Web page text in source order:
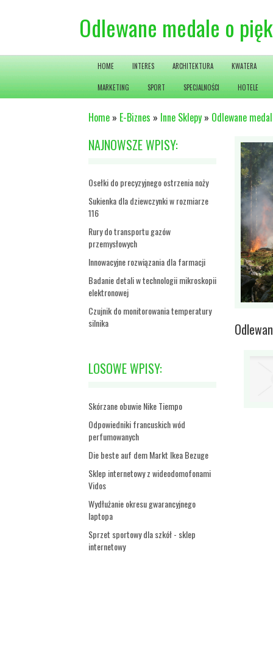
Odlewane medale o
HOME INTERES ARCHITEKTURA KWATERA
MARKETING SPORT SPECJALNOŚCI HOTELE
Home » E-Biznes » Inne Sklepy » Odlewane
NAJNOWSZE WPISY:
Osełki do precyzyjnego ostrzenia noży
Sukienka dla dziewczynki w rozmiarze
116
Rury do transportu gazów
przemysłowych
Innowacyjne rozwiązania dla farmacji
Badanie detali w technologii mikroskopii
elektronowej
Czujnik do monitorowania temperatury
silnika
LOSOWE WPISY:
Skórzane obuwie Nike Tiempo
Odpowiedniki francuskich wód
perfumowanych
Die beste auf dem Markt Ikea Bezuge
Sklep internetowy z wideodomofonami
Vidos
Wydłużanie okresu gwarancyjnego
laptopa
Sprzet sportowy dla szkół - sklep
internetowy